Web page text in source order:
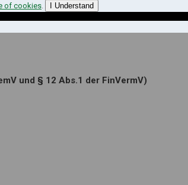
of cookies I Understand
und § 12 Abs.1 der FinVermV)